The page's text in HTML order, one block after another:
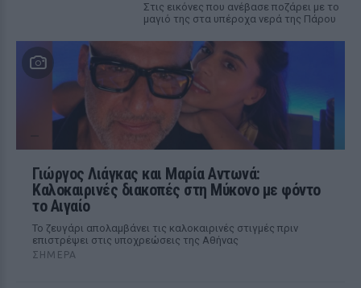
Στις εικόνες που ανέβασε ποζάρει με το
μαγιό της στα υπέροχα νερά της Πάρου
Γιώργος Λιάγκας και Μαρία Αντωνά:
Καλοκαιρινές διακοπές στη Μύκονο με φόντο
το Αιγαίο
Το ζευγάρι απολαμβάνει τις καλοκαιρινές στιγμές πριν
επιστρέψει στις υποχρεώσεις της Αθήνας
ΣΉΜΕΡΑ